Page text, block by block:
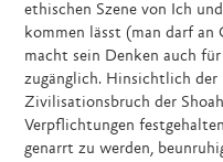
ethischen Szene von Ich
kommen lässt (man darf an
macht sein Denken auch
zugänglich. Hinsichtlich der
Zivilisationsbruch der
Verpflichtungen
genarrt zu werden,